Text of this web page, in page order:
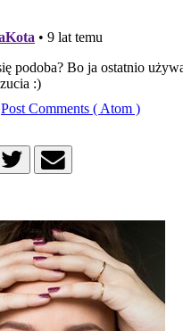
Post Comments ( Atom )